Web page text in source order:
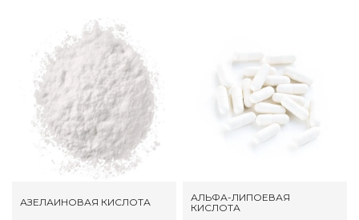
АЗЕЛАИНОВАЯ КИСЛОТА
АЛЬФА-ЛИПОЕВАЯ
КИСЛОТА